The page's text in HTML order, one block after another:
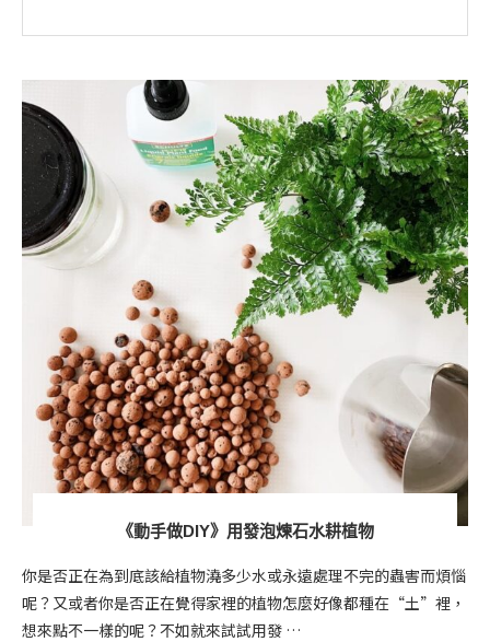
《動手做DIY》用發泡煉石水耕植物
你是否正在為到底該給植物澆多少水或永遠處理不完的蟲害而煩惱
呢？又或者你是否正在覺得家裡的植物怎麼好像都種在“土”裡，
想來點不一樣的呢？不如就來試試用發 …